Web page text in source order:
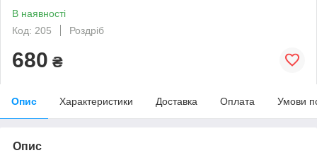
В наявності
Код: 205
Роздріб
680 ₴
Опис Характеристики Доставка Оплата Умови
Опис